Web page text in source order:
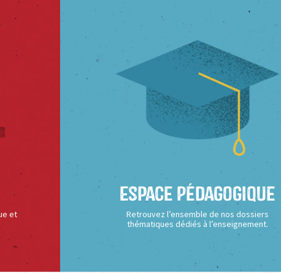
et
Espace Pédagogique
Retrouvez l’ensemble de nos dossiers
thématiques dédiés à l’enseignement.